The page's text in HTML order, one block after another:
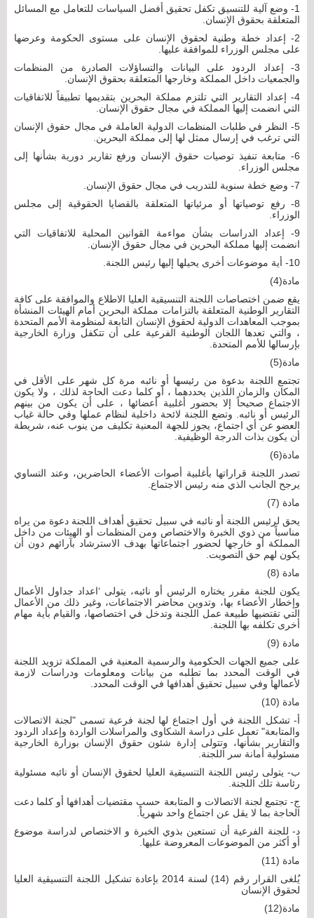
1- وضع آلية للتنسيق تكفل تحقيق أفضل السياسات للتعامل مع المسائل
المتعلقة بحقوق الإنسان.
2- إعداد خطة وطنية لحقوق الإنسان على مستوى الحكومة وعرضها
على مجلس الوزراء للموافقة عليها.
3- إعداد الردود على البيانات والتساؤلات الصادرة من المنظمات
والجمعيات داخل المملكة وخارجها المتعلقة بحقوق الإنسان.
4- إعداد التقارير التي تلتزم مملكة البحرين بتقديمها تطبيقاً للاتفاقيات
التي انضمت إليها المملكة في مجال حقوق الإنسان.
5- النظر في طلبات المنظمات الدولية العاملة في مجال حقوق الإنسان
التي ترغب في إرسال ممثل لها إلى مملكة البحرين.
6- متابعة تنفيذ توصيات حقوق الإنسان ورفع تقارير دورية بشأنها إلى
مجلس الوزراء.
7- وضع خطة سنوية للتدريب في مجال حقوق الإنسان.
8- رفع توصياتها أو مرئياتها المتعلقة بالقضايا الحقوقية إلى مجلس
الوزراء.
9- إعداد الدراسات بشأن مواءمة القوانين المحلية للاتفاقيات التي
انضمت إليها مملكة البحرين في مجال حقوق الإنسان.
10- أية موضوعات أخرى يحيلها إليها رئيس اللجنة.
مادة(4)
يقع ضمن اختصاصات اللجنة التنسيقية العليا الاطلاع والموافقة على كافة
التقارير الوطنية المتعلقة بالتزامات مملكة البحرين أمام الهيئات المنشأة
بموجب المعاهدات الدولية لحقوق الإنسان التابعة لمنظومة الأمم المتحدة
، والتي تعدها اللجان الوطنية الفرعية على أن تتكفل وزارة الخارجية
بإرسالها للأمم المتحدة.
مادة(5)
تجتمع اللجنة بدعوة من رئيسها أو نائبه مرة كل شهر على الأقل في
المكان والزمان اللذين يحددهما ، أو كلما دعت الحاجة لذلك ، ولا يكون
الاجتماع صحيحاً إلا بحضور أغلبية أعضائها ، على أن يكون من بينهم
الرئيس أو نائبه. وتضع اللجنة لائحة داخلية لنظام عملها وفي حالة غياب
العضو عن أي اجتماع، يجوز للجهة المعنية تكليف من ينوب عنه، شريطة
أن يكون بذات الدرجة الوظيفية.
مادة(6)
تصدر اللجنة قراراتها بأغلبية أصوات الأعضاء الحاضرين، وعند التساوي
يرجح الجانب الذي منه رئيس الاجتماع.
مادة (7)
يحق لرئيس اللجنة أو نائبه في سبيل تحقيق أهداف اللجنة دعوة من يراه
مناسباً من ذوي الخبرة والاختصاص ومن المنظمات أو الهيئات من داخل
المملكة أو خارجها لحضور اجتماعاتها بهدف الاسترشاد بآرائهم دون أن
يكون لهم حق التصويت.
مادة (8)
يكون للجنة مقرر يختاره الرئيس أو نائبه، يتولى ‘اعداد جداول الأعمال
وإخطار الأعضاء بها، وتدوين محاضر الاجتماعات، وغير ذلك من الأعمال
التي تقتضيها طبيعة عمل اللجنة وتدخل في اختصاصها، والقيام بأية مهام
أخرى تكلفه بها اللجنة.
مادة (9)
على جميع الجهات الحكومية والرسمية المعنية في المملكة تزويد اللجنة
في الوقت المحدد بما تطلبه من بيانات ومعلومات ودراسات لازمة
لأعمالها وفي سبيل تحقيق أهدافها في الوقت المحدد.
مادة (10)
أ‌- تشكل اللجنة في أول اجتماع لها لجنة فرعية تسمى "لجنة الاتصالات
والمتابعة" تعمل على دراسة الشكاوى والمراسلات الواردة وإعداد الردود
والتقارير بشأنها، وتتولى إدارة شئون حقوق الإنسان بوزارة الخارجية
مسئولية أمانة سر اللجنة.
ب‌- يتولى رئيس اللجنة التنسيقية العليا لحقوق الإنسان أو نائبه مسئولية
رئاسة تلك اللجنة.
ج- تجتمع لجنة الاتصالات و المتابعة حسب مقتضيات أهدافها أو كلما دعت
الحاجة بما لا يقل عن اجتماع واحد شهرياً.
د- للجنة الفرعية أن تستعين بذوي الخبرة و الاختصاص لدراسة موضوع
أو أكثر من الموضوعات المعروضة عليها.
مادة (11)
يُلغى القرار رقم (14) لسنة 2014 بإعادة تشكيل اللجنة التنسيقية العليا
لحقوق الإنسان
مادة(12)